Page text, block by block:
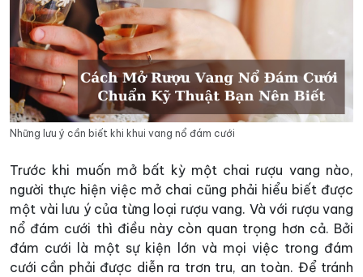
Những lưu ý cần biết khi khui vang nổ đám cưới
Trước khi muốn mở bất kỳ một chai rượu vang nào,
người thực hiện việc mở chai cũng phải hiểu biết được
một vài lưu ý của từng loại rượu vang. Và với rượu vang
nổ đám cưới thì điều này còn quan trọng hơn cả. Bởi
đám cưới là một sự kiện lớn và mọi việc trong đám
cưới cần phải được diễn ra trơn tru, an toàn. Để tránh